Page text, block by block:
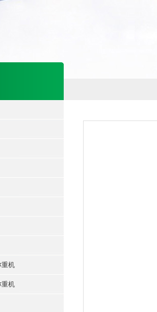
重机
重机